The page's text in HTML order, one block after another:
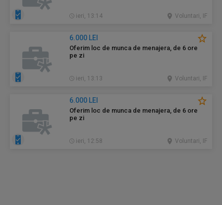
ieri, 13:14 Voluntari, IF
6.000 LEI
Oferim loc de munca de menajera, de 6 ore
pe zi
ieri, 13:13 Voluntari, IF
6.000 LEI
Oferim loc de munca de menajera, de 6 ore
pe zi
ieri, 12:58 Voluntari, IF